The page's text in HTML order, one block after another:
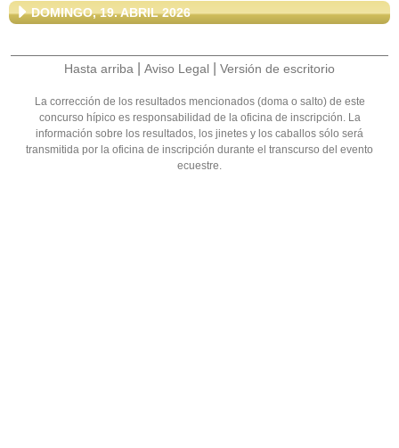
DOMINGO, 19. ABRIL 2026
Hasta arriba Aviso Legal Versión de escritorio
La corrección de los resultados mencionados (doma o salto) de este
concurso hípico es responsabilidad de la oficina de inscripción. La
información sobre los resultados, los jinetes y los caballos sólo será
transmitida por la oficina de inscripción durante el transcurso del evento
ecuestre.